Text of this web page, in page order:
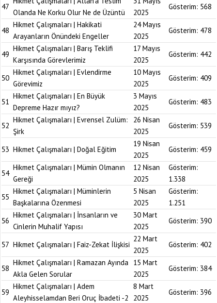
47
Olanda Ne Korku Olur Ne de Üzüntü
2025
Gösterim: 568
48
Hikmet Çalışmaları | Hakikati
Arayanların Önündeki Engeller
24 Mayıs
2025
Gösterim: 478
49
Hikmet Çalışmaları | Barış Teklifi
Karşısında Görevlerimiz
17 Mayıs
2025
Gösterim: 442
50
Hikmet Çalışmaları | Evlendirme
Görevimiz
10 Mayıs
2025
Gösterim: 409
51
Hikmet Çalışmaları | En Büyük
Depreme Hazır mıyız?
3 Mayıs
2025
Gösterim: 483
52
Hikmet Çalışmaları | Evrensel Zulüm:
Şirk
26 Nisan
2025
Gösterim: 539
53 Hikmet Çalışmaları | Doğal Eğitim
19 Nisan
2025
Gösterim: 459
54
Hikmet Çalışmaları | Mümin Olmanın
Gereği
12 Nisan
2025
Gösterim:
1.338
55
Hikmet Çalışmaları | Müminlerin
Başkalarına Özenmesi
5 Nisan
2025
Gösterim:
1.251
56
Hikmet Çalışmaları | İnsanların ve
Cinlerin Muhalif Yapısı
30 Mart
2025
Gösterim: 390
57 Hikmet Çalışmaları | Faiz-Zekat İlişkisi
22 Mart
2025
Gösterim: 402
58
Hikmet Çalışmaları | Ramazan Ayında
Akla Gelen Sorular
15 Mart
2025
Gösterim: 384
59
Hikmet Çalışmaları | Adem
Aleyhisselamdan Beri Oruç İbadeti -2
8 Mart
2025
Gösterim: 396